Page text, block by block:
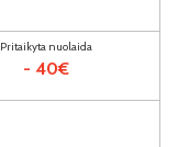
Pritaikyta nuolaida
- 40€